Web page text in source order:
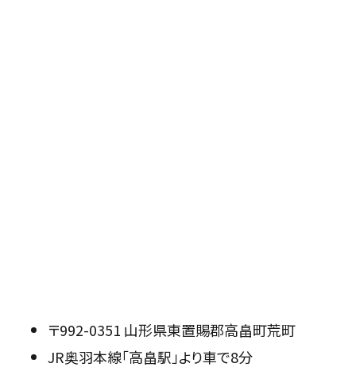
〒992-0351 山形県東置賜郡高畠町荒町
JR奥羽本線「高畠駅」より車で8分